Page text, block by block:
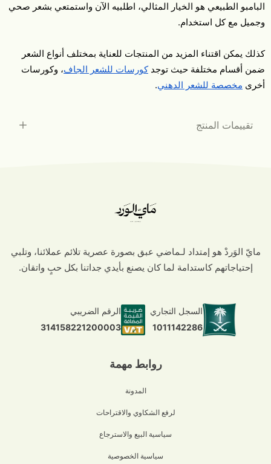
البامبو الطبيعي هو الخيار المثالي، اطلبيه الآن واستمتعي بشعر صحي
وجميل مع كل استخدام.
كذلك يمكن اقتناء المزيد من المنتجات للعناية بمختلف أنواع الشعر
ضمن أقسام مختلفة حيث توجدكورسات للشعر الجاف، وكورسات
أخرى مخصصة للشعر الدهني.
تقييمات المنتج
روابط مهمة
المدونة
لرفع الشكاوي والاقتراحات
سياسية البيع والاسترجاع
سياسية الخصوصية
مايّ الوَردْ هو إمتداد لـماضي عبق بصورة عصرية تلائم عملائنا، وتلبي
إحتياجاتهم كاستدامة لما كان يصنع بأيدي جداتنا بكل حبٍ واتقان.
السجل التجاري
1011142286
الرقم الضريبي
314158221200003